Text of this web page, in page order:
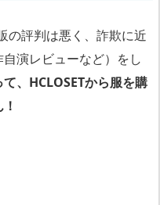
の評判は悪く、詐欺に近
演レビューなど）をし
て、HCLOSETから服を購